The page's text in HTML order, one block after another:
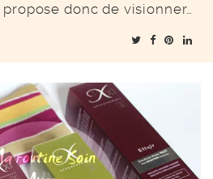
donc de visionner…